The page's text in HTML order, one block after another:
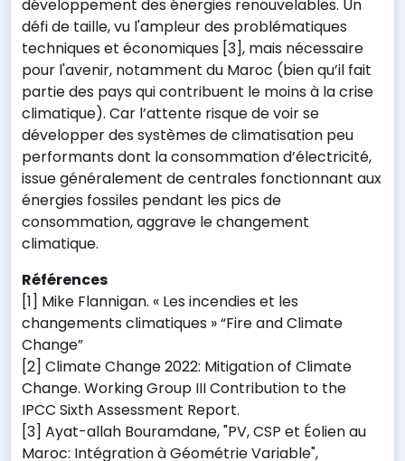
développement des énergies renouvelables. Un
défi de taille, vu l'ampleur des problématiques
techniques et économiques [3], mais nécessaire
pour l'avenir, notamment du Maroc (bien qu’il fait
partie des pays qui contribuent le moins à la crise
climatique). Car l’attente risque de voir se
développer des systèmes de climatisation peu
performants dont la consommation d’électricité,
issue généralement de centrales fonctionnant aux
énergies fossiles pendant les pics de
consommation, aggrave le changement
climatique.
Références
[1] Mike Flannigan. « Les incendies et les
changements climatiques » “Fire and Climate
Change”
[2] Climate Change 2022: Mitigation of Climate
Change. Working Group III Contribution to the
IPCC Sixth Assessment Report.
[3] Ayat-allah Bouramdane, "PV, CSP et Éolien au
Maroc: Intégration à Géométrie Variable",